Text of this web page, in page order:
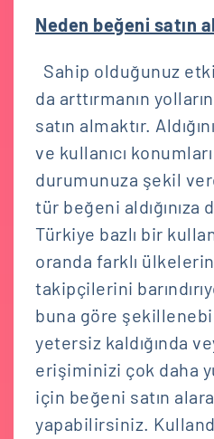
Neden beğeni satın
Sahip olduğunuz
da arttırmanın
satın almaktır.
ve kullanıcı
durumunuza şekil
tür beğeni
Türkiye bazlı bir
oranda farklı
takipçilerini
buna göre
yetersiz kaldığında
erişiminizi çok daha
için beğeni satın
yapabilirsiniz.